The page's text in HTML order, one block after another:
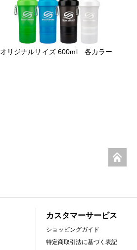
オリジナルサイズ 600ml 各カラー
カスタマーサービス
ショッピングガイド
特定商取引法に基づく表記